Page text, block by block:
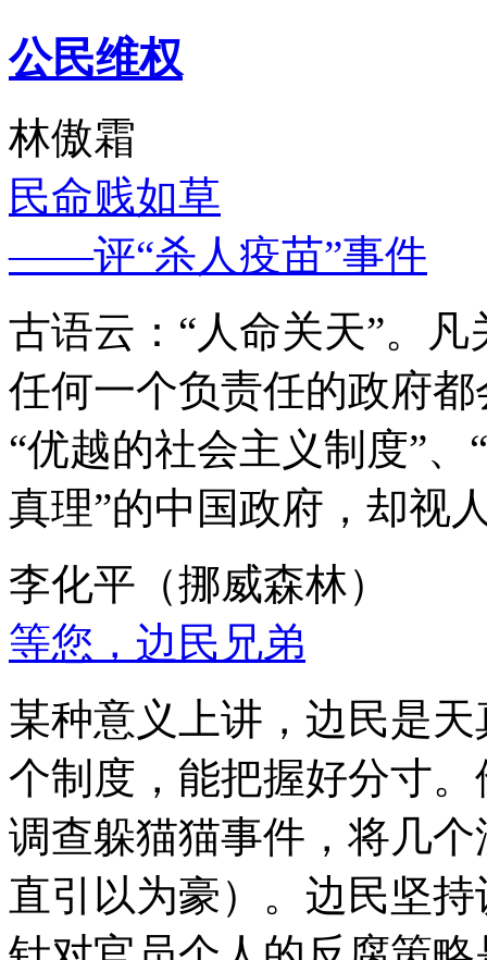
公民维权
林傲霜
民命贱如草
——评“杀人疫苗”事件
古语云：“人命关天”。
任何一个负责任的政府
“优越的社会主义制度”
真理”的中国政府，却视
李化平（挪威森林）
等您，边民兄弟
某种意义上讲，边民是
个制度，能把握好分寸
调查躲猫猫事件，将几
直引以为豪）。边民坚